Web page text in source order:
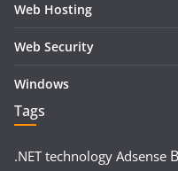
Web Hosting
Web Security
Windows
Tags
.NET technology Adsense